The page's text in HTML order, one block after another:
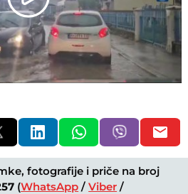
Play
Video
fotografije i priče na broj
(WhatsApp /Viber /